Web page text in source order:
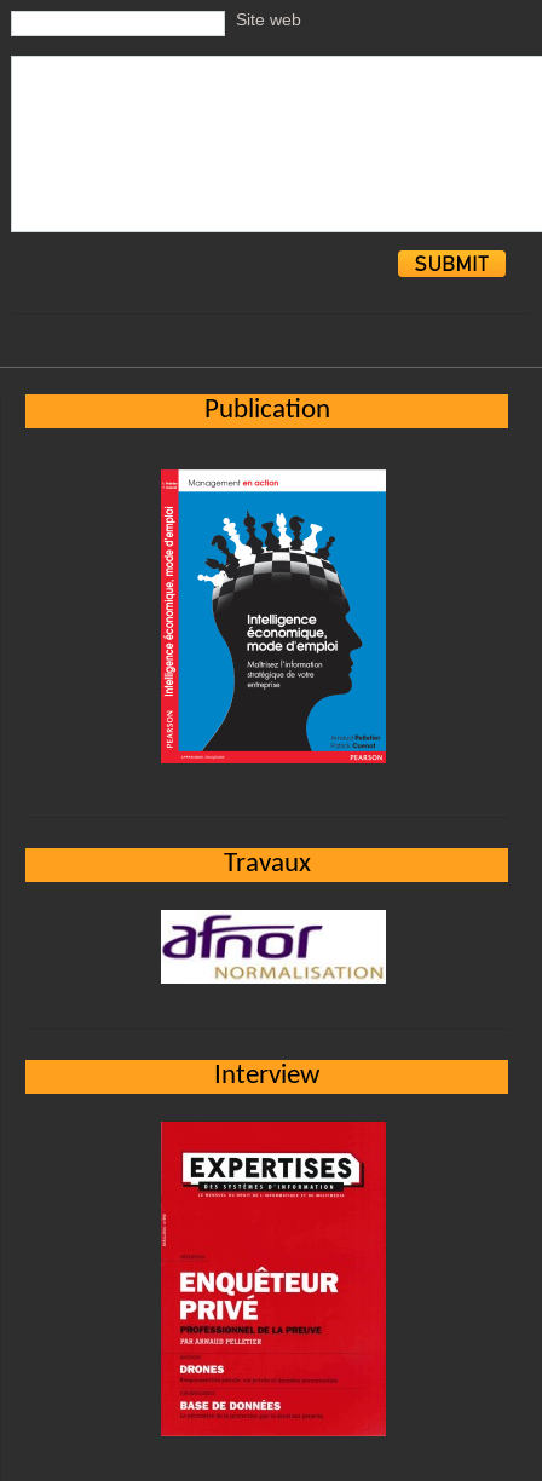
Site web
Publication
Travaux
Interview